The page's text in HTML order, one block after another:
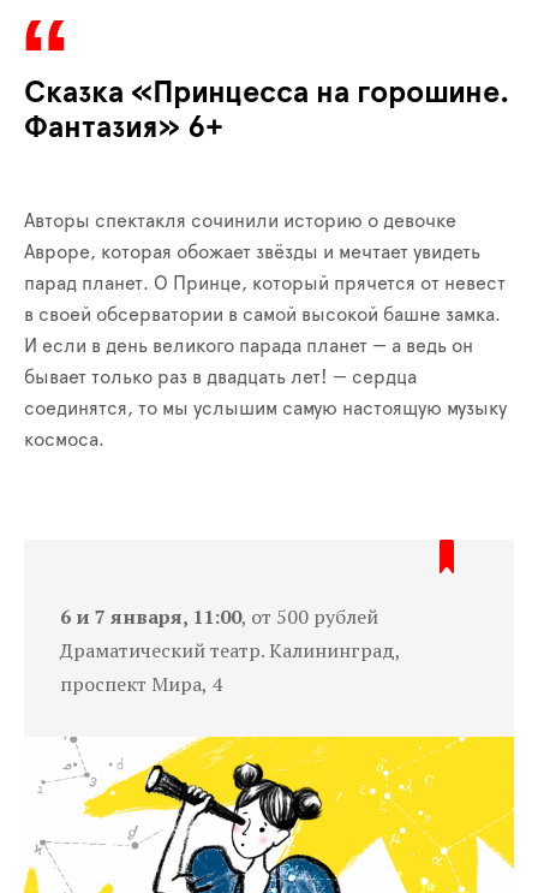
Сказка «Принцесса на горошине.
Фантазия» 6+
Авторы спектакля сочинили историю о девочке
Авроре, которая обожает звёзды и мечтает увидеть
парад планет. О Принце, который прячется от невест
в своей обсерватории в самой высокой башне замка.
И если в день великого парада планет — а ведь он
бывает только раз в двадцать лет! — сердца
соединятся, то мы услышим самую настоящую музыку
космоса.
6 и 7 января, 11:00, от 500 рублей
Драматический театр. Калининград,
проспект Мира, 4